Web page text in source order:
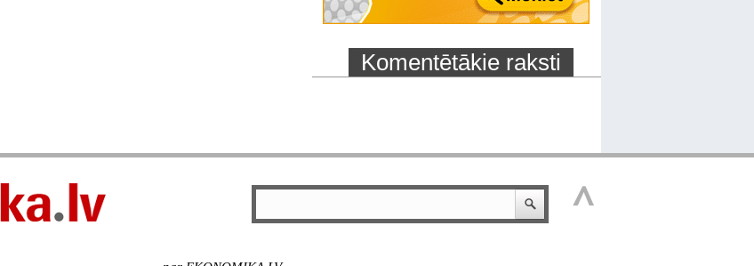
Komentētākie raksti